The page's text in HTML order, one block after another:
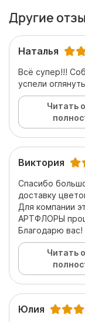
Другие
Наталья
Всё супер!!!
успели
Читать
Виктория
Спасибо
доставку
Для компании
АРТФЛОРЫ
Благодарю вас!
Читать
Юлия